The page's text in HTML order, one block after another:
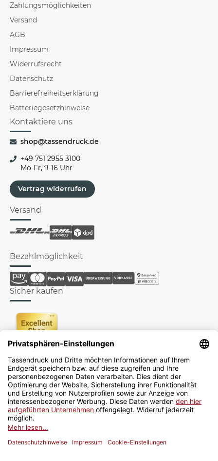
Zahlungsmöglichkeiten
Versand
AGB
Impressum
Widerrufsrecht
Datenschutz
Barrierefreiheitserklärung
Batteriegesetzhinweise
Kontaktiere uns
shop@tassendruck.de
+49 751 2955 3100
Mo-Fr, 9-16 Uhr
Vertrag widerrufen
Versand
Bezahlmöglichkeit
Sicher kaufen
Newsletter